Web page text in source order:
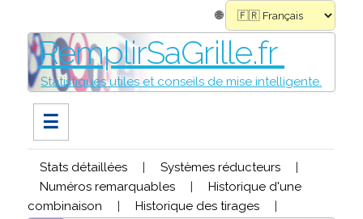
🌐
RemplirSaGrille.fr
Statistiques utiles et conseils de mise intelligente.
☰
Stats détaillées | Systèmes réducteurs
|
Numéros remarquables
|
Historique d'une
combinaison
| Historique des tirages |